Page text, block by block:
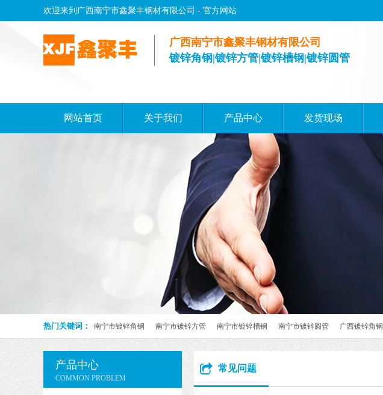
欢迎来到广西南宁市鑫聚丰钢材有限公司 - 官方网站
广西南宁市鑫聚丰钢材有限公司
镀锌角钢|镀锌方管|镀锌槽钢|镀锌圆管
网站首页 关于我们 产品中心 发货现场
热门关键词： 南宁市镀锌角钢 南宁市镀锌方管 南宁市镀锌槽钢 南宁市镀锌圆管 广西镀锌角钢
产品中心
COMMON PROBLEM
常见问题